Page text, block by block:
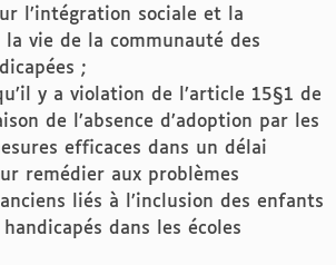
l’intégration sociale et la
vie de la communauté des
;
y a violation de l’article 15§1 de
de l’absence d’adoption par les
efficaces dans un délai
remédier aux problèmes
liés à l’inclusion des enfants
dans les écoles